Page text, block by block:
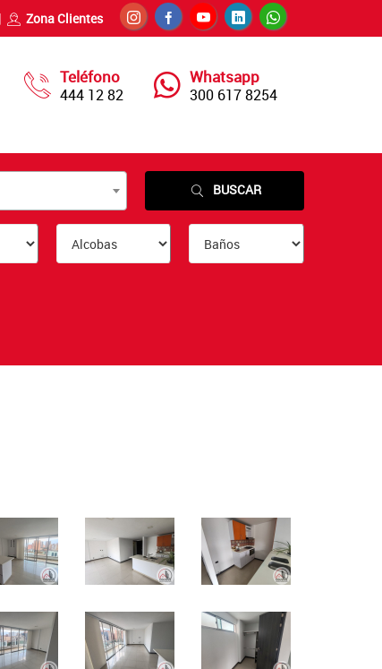
Zona Clientes
Teléfono
444 12 82
Whatsapp
300 617 8254
BUSCAR